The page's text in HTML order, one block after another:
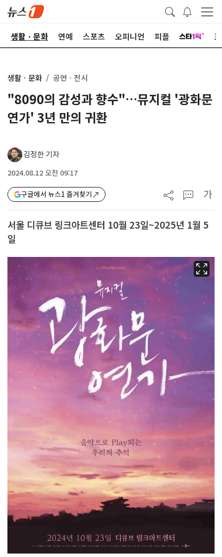
생활ㆍ문화 연예 스포츠 오피니언 피플
생활ㆍ문화 공연ㆍ전시
"8090의 감성과 향수"…뮤지컬 '광화문
연가' 3년 만의 귀환
김정한 기자
2024.08.12 오전 09:17
구글에서 뉴스1 즐겨찾기 가
서울 디큐브 링크아트센터 10월 23일~2025년 1월 5
일